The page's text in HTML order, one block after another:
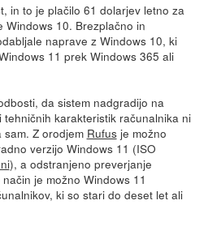
in to je plačilo 61 dolarjev letno za
10. Brezplačno in
naprave z Windows 10, ki
11 prek Windows 365 ali
da sistem nadgradijo na
karakteristik računalnika ni
Z orodjem Rufusje možno
verzijo Windows 11 (ISO
), a odstranjeno preverjanje
je možno Windows 11
ki so stari do deset let ali